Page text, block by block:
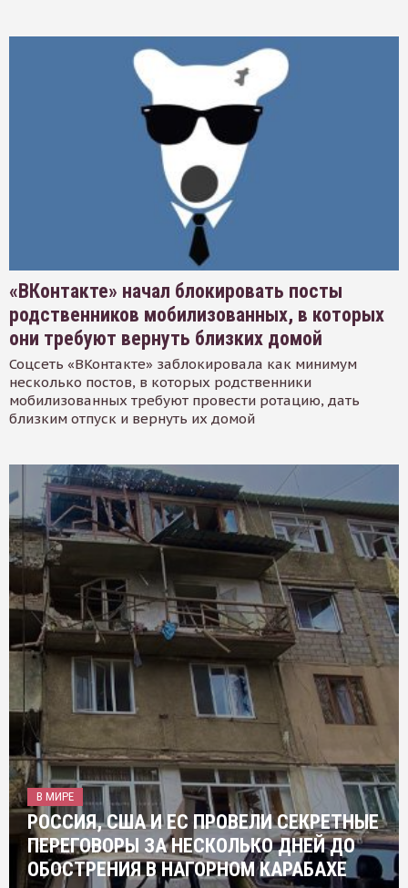
«ВКонтакте» начал блокировать посты
родственников мобилизованных, в которых
они требуют вернуть близких домой
Соцсеть «ВКонтакте» заблокировала как минимум
несколько постов, в которых родственники
мобилизованных требуют провести ротацию, дать
близким отпуск и вернуть их домой
В МИРЕ
РОССИЯ, США И ЕС ПРОВЕЛИ СЕКРЕТНЫЕ
ПЕРЕГОВОРЫ ЗА НЕСКОЛЬКО ДНЕЙ ДО
ОБОСТРЕНИЯ В НАГОРНОМ КАРАБАХЕ